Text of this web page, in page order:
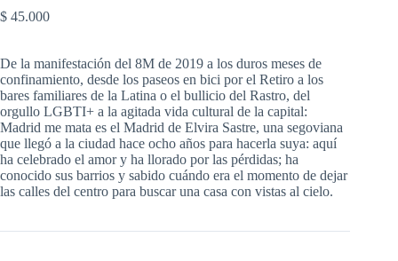
$ 45.000
De la manifestación del 8M de 2019 a los duros meses de
confinamiento, desde los paseos en bici por el Retiro a los
bares familiares de la Latina o el bullicio del Rastro, del
orgullo LGBTI+ a la agitada vida cultural de la capital:
Madrid me mata es el Madrid de Elvira Sastre, una segoviana
que llegó a la ciudad hace ocho años para hacerla suya: aquí
ha celebrado el amor y ha llorado por las pérdidas; ha
conocido sus barrios y sabido cuándo era el momento de dejar
las calles del centro para buscar una casa con vistas al cielo.